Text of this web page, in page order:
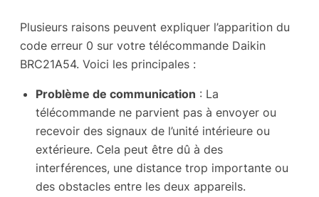
Plusieurs raisons peuvent expliquer l’apparition du
code erreur 0 sur votre télécommande Daikin
BRC21A54. Voici les principales :
Problème de communication : La
télécommande ne parvient pas à envoyer ou
recevoir des signaux de l’unité intérieure ou
extérieure. Cela peut être dû à des
interférences, une distance trop importante ou
des obstacles entre les deux appareils.